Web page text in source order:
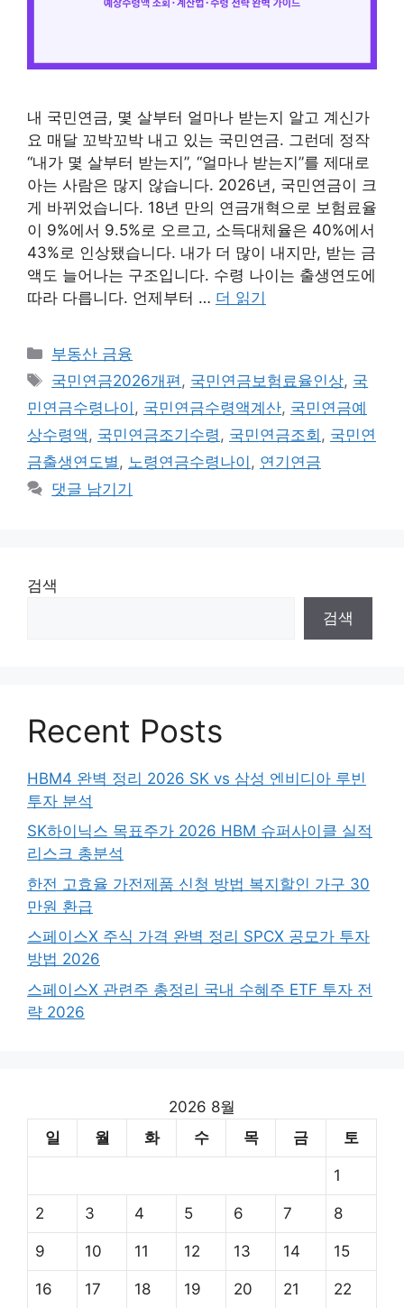
내 국민연금, 몇 살부터 얼마나 받는지 알고 계신가
요 매달 꼬박꼬박 내고 있는 국민연금. 그런데 정작
“내가 몇 살부터 받는지”, “얼마나 받는지”를 제대로
아는 사람은 많지 않습니다. 2026년, 국민연금이 크
게 바뀌었습니다. 18년 만의 연금개혁으로 보험료율
이 9%에서 9.5%로 오르고, 소득대체율은 40%에서
43%로 인상됐습니다. 내가 더 많이 내지만, 받는 금
액도 늘어나는 구조입니다. 수령 나이는 출생연도에
따라 다릅니다. 언제부터 … 더 읽기
카
테
고
리
부동산 금융
태
그
국민연금2026개편 , 국민연금보험료율인상, 국
민연금수령나이 , 국민연금수령액계산, 국민연금예
상수령액 , 국민연금조기수령 , 국민연금조회 , 국민연
금출생연도별 , 노령연금수령나이 , 연기연금
댓글 남기기
검색
검색
Recent Posts
HBM4 완벽 정리 2026 SK vs 삼성 엔비디아 루빈
투자 분석
SK하이닉스 목표주가 2026 HBM 슈퍼사이클 실적
리스크 총분석
한전 고효율 가전제품 신청 방법 복지할인 가구 30
만원 환급
스페이스X 주식 가격 완벽 정리 SPCX 공모가 투자
방법 2026
스페이스X 관련주 총정리 국내 수혜주 ETF 투자 전
략 2026
2026 8월
일
월 화 수 목 금 토
1
2 3 4 5 6 7 8
9 10 11 12 13 14 15
16 17 18 19 20 21 22